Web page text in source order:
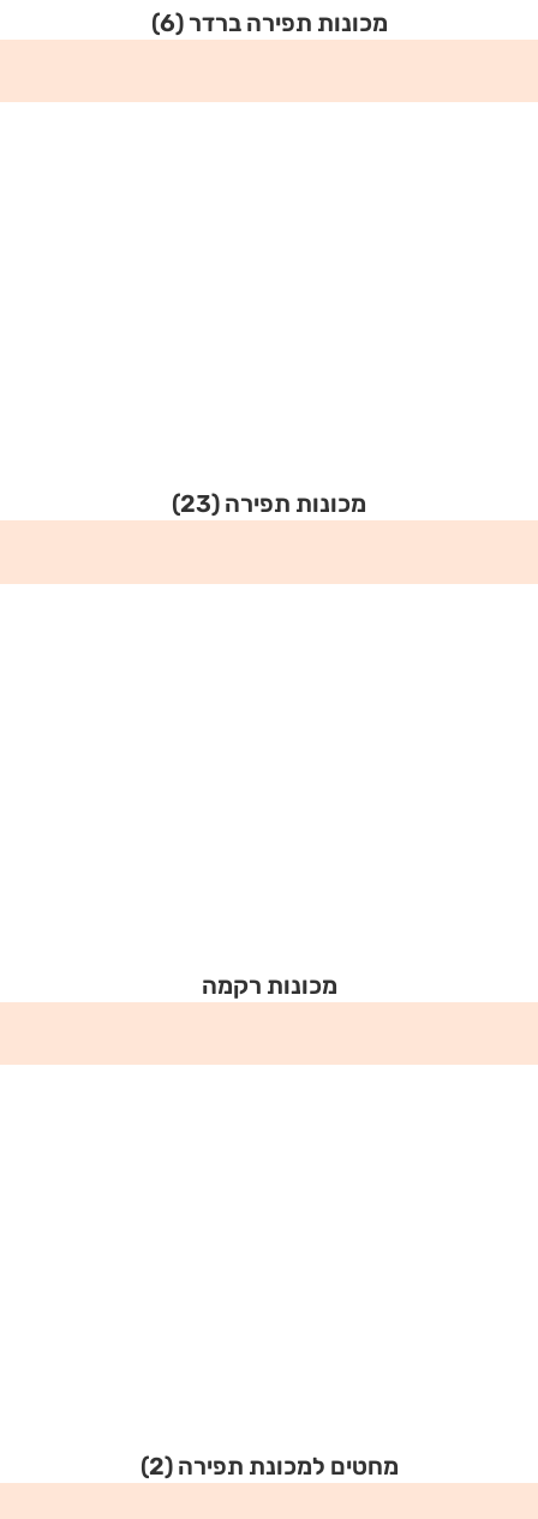
מכונות תפירה ברדר(6)
מכונות תפירה(23)
מכונות רקמה
מחטים למכונת תפירה(2)